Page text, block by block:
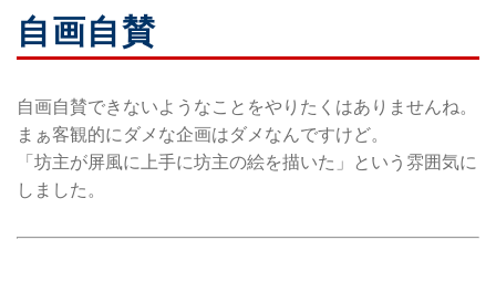
自画自賛
自画自賛できないようなことをやりたくはありませんね。
まぁ客観的にダメな企画はダメなんですけど。
「坊主が屏風に上手に坊主の絵を描いた」という雰囲気に
しました。